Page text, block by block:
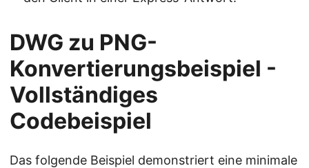
DWG zu PNG-
Konvertierungsbeispiel -
Vollständiges
Codebeispiel
Das folgende Beispiel demonstriert eine minimale